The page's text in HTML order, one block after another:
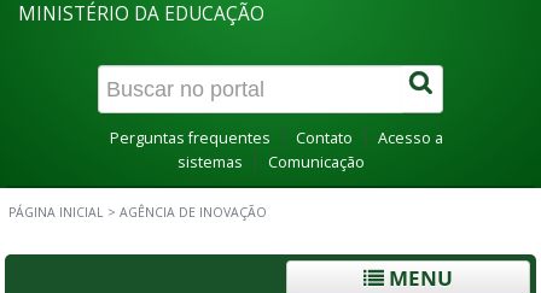
MINISTÉRIO DA EDUCAÇÃO
Perguntas frequentes Contato
Acesso a
sistemas
Comunicação
PÁGINA INICIAL > AGÊNCIA DE INOVAÇÃO
MENU